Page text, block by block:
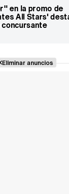
en la promo de
All Stars'
Eliminar anuncios